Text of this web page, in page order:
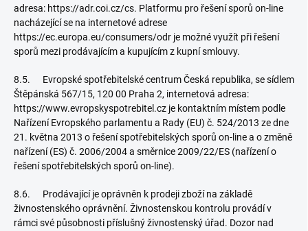
adresa: https://adr.coi.cz/cs. Platformu pro řešení sporů on-line
nacházející se na internetové adrese
https://ec.europa.eu/consumers/odr je možné využít při řešení
sporů mezi prodávajícím a kupujícím z kupní smlouvy.
8.5. Evropské spotřebitelské centrum Česká republika, se sídlem
Štěpánská 567/15, 120 00 Praha 2, internetová adresa:
https://www.evropskyspotrebitel.cz je kontaktním místem podle
Nařízení Evropského parlamentu a Rady (EU) č. 524/2013 ze dne
21. května 2013 o řešení spotřebitelských sporů on-line a o změně
nařízení (ES) č. 2006/2004 a směrnice 2009/22/ES (nařízení o
řešení spotřebitelských sporů on-line).
8.6. Prodávající je oprávněn k prodeji zboží na základě
živnostenského oprávnění. Živnostenskou kontrolu provádí v
rámci své působnosti příslušný živnostenský úřad. Dozor nad